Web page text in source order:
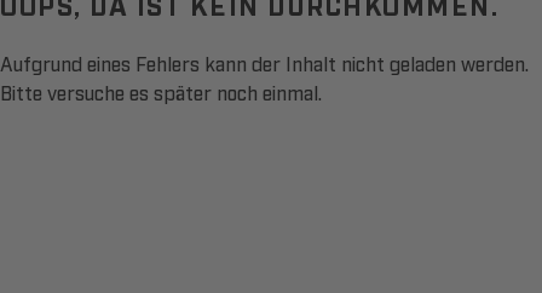
Aufgrund eines Fehlers kann der Inhalt nicht geladen werden.
Bitte versuche es später noch einmal.